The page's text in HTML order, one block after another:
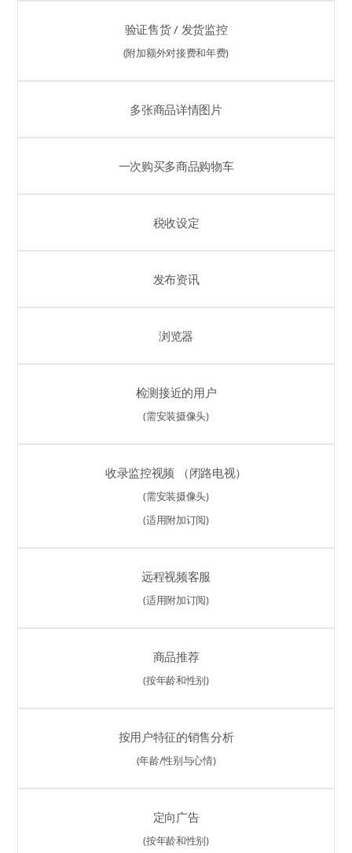
验证售货 / 发货监控
(附加额外对接费和年费)
多张商品详情图片
一次购买多商品购物车
税收设定
发布资讯
浏览器
检测接近的用户
(需安装摄像头)
收录监控视频 （闭路电视）
(需安装摄像头)
(适用附加订阅)
远程视频客服
(适用附加订阅)
商品推荐
(按年龄和性别)
按用户特征的销售分析
(年龄/性别与心情)
定向广告
(按年龄和性别)